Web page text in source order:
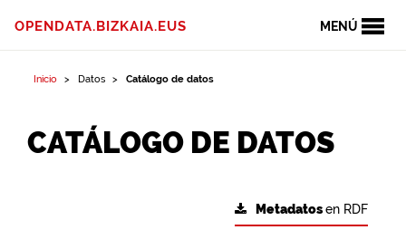
MENÚ
OPENDATA.BIZKAIA.EUS
Inicio Datos Catálogo de datos
CATÁLOGO DE DATOS
Metadatosen RDF